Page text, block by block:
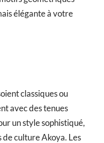
élégante à votre
classiques ou
avec des tenues
un style sophistiqué,
de culture Akoya. Les